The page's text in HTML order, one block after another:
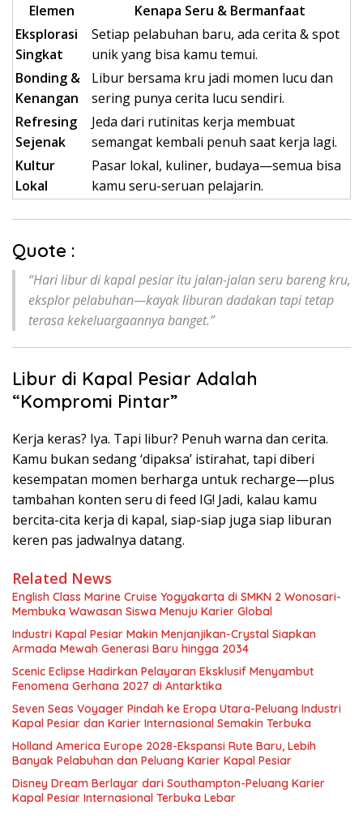
Elemen
Kenapa Seru & Bermanfaat
Eksplorasi
Singkat
Setiap pelabuhan baru, ada cerita & spot
unik yang bisa kamu temui.
Bonding &
Kenangan
Libur bersama kru jadi momen lucu dan
sering punya cerita lucu sendiri.
Refresing
Sejenak
Jeda dari rutinitas kerja membuat
semangat kembali penuh saat kerja lagi.
Kultur
Lokal
Pasar lokal, kuliner, budaya—semua bisa
kamu seru-seruan pelajarin.
Quote :
“Hari libur di kapal pesiar itu jalan-jalan seru bareng kru,
eksplor pelabuhan—kayak liburan dadakan tapi tetap
terasa kekeluargaannya banget.”
Libur di Kapal Pesiar Adalah
“Kompromi Pintar”
Kerja keras? Iya. Tapi libur? Penuh warna dan cerita.
Kamu bukan sedang ‘dipaksa’ istirahat, tapi diberi
kesempatan momen berharga untuk recharge—plus
tambahan konten seru di feed IG! Jadi, kalau kamu
bercita-cita kerja di kapal, siap-siap juga siap liburan
keren pas jadwalnya datang.
Related News
English Class Marine Cruise Yogyakarta di SMKN 2 Wonosari-
Membuka Wawasan Siswa Menuju Karier Global
Industri Kapal Pesiar Makin Menjanjikan-Crystal Siapkan
Armada Mewah Generasi Baru hingga 2034
Scenic Eclipse Hadirkan Pelayaran Eksklusif Menyambut
Fenomena Gerhana 2027 di Antarktika
Seven Seas Voyager Pindah ke Eropa Utara-Peluang Industri
Kapal Pesiar dan Karier Internasional Semakin Terbuka
Holland America Europe 2028-Ekspansi Rute Baru, Lebih
Banyak Pelabuhan dan Peluang Karier Kapal Pesiar
Disney Dream Berlayar dari Southampton-Peluang Karier
Kapal Pesiar Internasional Terbuka Lebar